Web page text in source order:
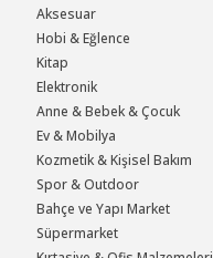
Aksesuar
Hobi & Eğlence
Kitap
Elektronik
Anne & Bebek & Çocuk
Ev & Mobilya
Kozmetik & Kişisel Bakım
Spor & Outdoor
Bahçe ve Yapı Market
Süpermarket